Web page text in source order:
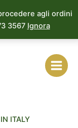
agli ordini
3567 Ignora
ITALY